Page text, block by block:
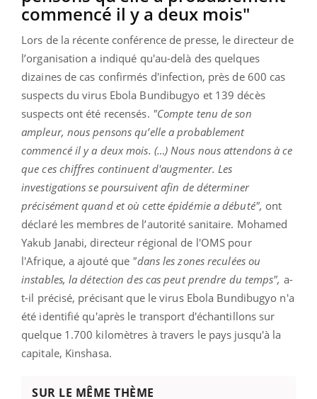
commencé il y a deux mois"
Lors de la récente conférence de presse, le directeur de
l’organisation a indiqué qu'au-delà des quelques
dizaines de cas confirmés d'infection, près de 600 cas
suspects du virus Ebola Bundibugyo et 139 décès
suspects ont été recensés. "Compte tenu de son
ampleur, nous pensons qu’elle a probablement
commencé il y a deux mois. (…) Nous nous attendons à ce
que ces chiffres continuent d'augmenter. Les
investigations se poursuivent afin de déterminer
précisément quand et où cette épidémie a débuté", ont
déclaré les membres de l’autorité sanitaire. Mohamed
Yakub Janabi, directeur régional de l'OMS pour
l'Afrique, a ajouté que "dans les zones reculées ou
instables, la détection des cas peut prendre du temps", a-
t-il précisé, précisant que le virus Ebola Bundibugyo n'a
été identifié qu'après le transport d'échantillons sur
quelque 1.700 kilomètres à travers le pays jusqu'à la
capitale, Kinshasa.
SUR LE MÊME THÈME